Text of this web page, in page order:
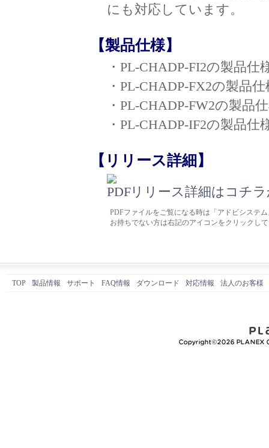
にも対応しています。
【製品仕様】
・PL-CHADP-FI2の製品仕
・PL-CHADP-FX2の製品
・PL-CHADP-FW2の製品
・PL-CHADP-IF2の製品仕
【リリース詳細】
リリース詳細はコチラ
PDFファイルをご覧になる時は「アドビシステ
お持ちでない方は右記のアイコンをクリックし
TOP 製品情報 サポート FAQ情報 ダウンロード 対応情報 法人のお客様